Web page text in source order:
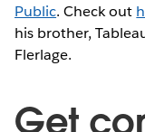
Public. Check out
his brother,
Flerlage.
Get